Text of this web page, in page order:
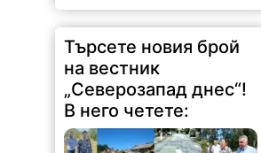
Търсете новия брой
на вестник
„Северозапад днес“!
В него четете: